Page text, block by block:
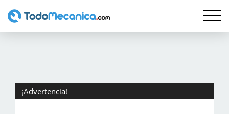
¡Advertencia!